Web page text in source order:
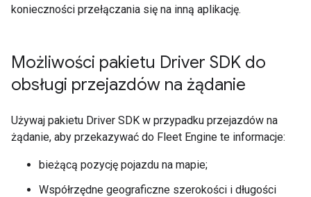
konieczności przełączania się na inną aplikację.
Możliwości pakietu Driver SDK do
obsługi przejazdów na żądanie
Używaj pakietu Driver SDK w przypadku przejazdów na
żądanie, aby przekazywać do Fleet Engine te informacje:
bieżącą pozycję pojazdu na mapie;
Współrzędne geograficzne szerokości i długości